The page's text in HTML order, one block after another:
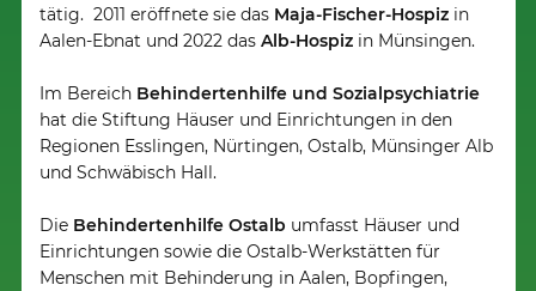
tätig. 2011 eröffnete sie das Maja-Fischer-Hospiz in
Aalen-Ebnat und 2022 dasAlb-Hospiz in Münsingen.
Im Bereich Behindertenhilfe und Sozialpsychiatrie
hat die Stiftung Häuser und Einrichtungen in den
Regionen Esslingen, Nürtingen, Ostalb, Münsinger Alb
und Schwäbisch Hall.
Die Behindertenhilfe Ostalb umfasst Häuser und
Einrichtungen sowie die Ostalb-Werkstätten für
Menschen mit Behinderung in Aalen, Bopfingen,